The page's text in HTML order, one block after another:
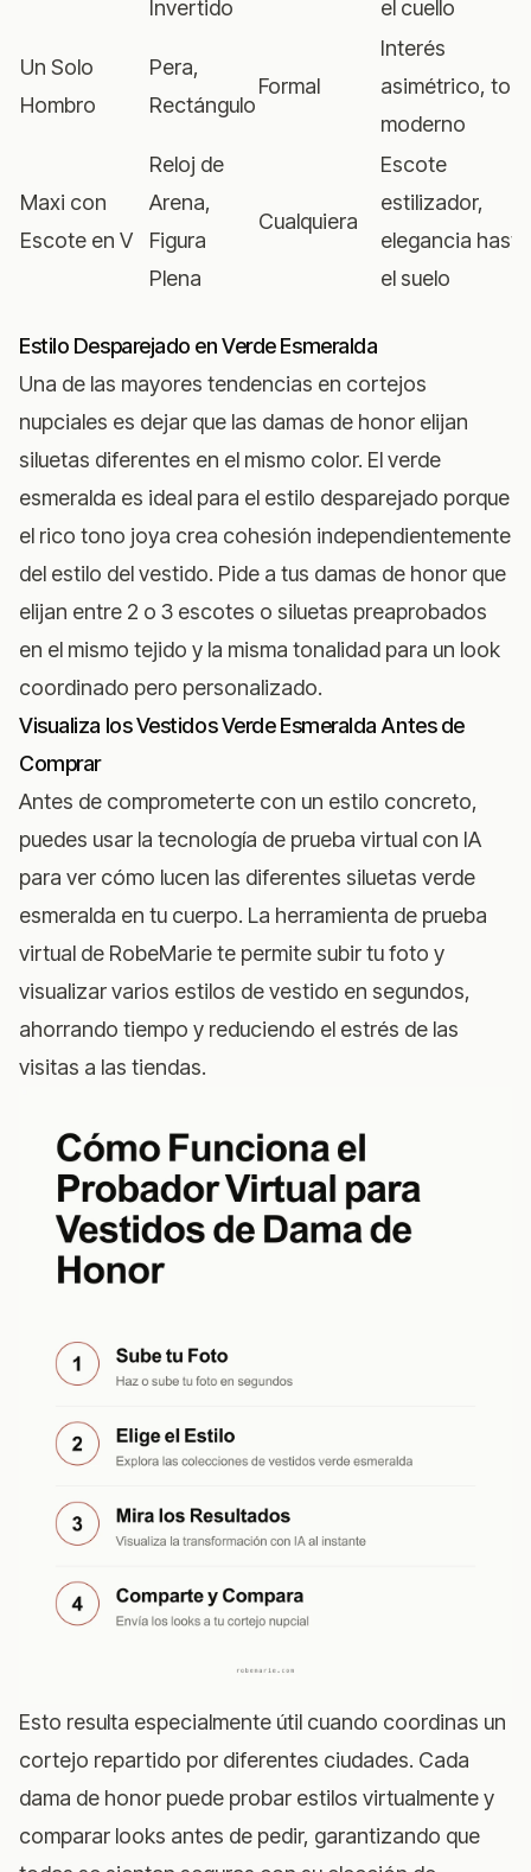
Invertido el cuello
Un Solo
Hombro
Pera,
Rectángulo
Formal
Interés
asimétrico,
moderno
Maxi con
Escote en V
Reloj de
Arena,
Figura
Plena
Cualquiera
Escote
estilizador,
elegancia hasta
el suelo
Estilo Desparejado en Verde Esmeralda
Una de las mayores tendencias en cortejos
nupciales es dejar que las damas de honor elijan
siluetas diferentes en el mismo color. El verde
esmeralda es ideal para el estilo desparejado porque
el rico tono joya crea cohesión independientemente
del estilo del vestido. Pide a tus damas de honor que
elijan entre 2 o 3 escotes o siluetas preaprobados
en el mismo tejido y la misma tonalidad para un look
coordinado pero personalizado.
Visualiza los Vestidos Verde Esmeralda Antes de
Comprar
Antes de comprometerte con un estilo concreto,
puedes usar la tecnología de prueba virtual con IA
para ver cómo lucen las diferentes siluetas verde
esmeralda en tu cuerpo. La herramienta de prueba
virtual de RobeMariete permite subir tu foto y
visualizar varios estilos de vestido en segundos,
ahorrando tiempo y reduciendo el estrés de las
visitas a las tiendas.
Esto resulta especialmente útil cuando coordinas un
cortejo repartido por diferentes ciudades. Cada
dama de honor puede probar estilos virtualmente y
comparar looks antes de pedir, garantizando que